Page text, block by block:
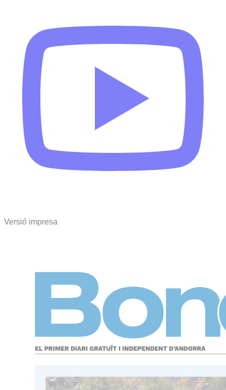
Versió impresa